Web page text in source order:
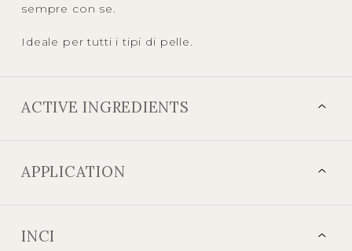
sempre con se.
Ideale per tutti i tipi di pelle.
ACTIVE INGREDIENTS
APPLICATION
INCI